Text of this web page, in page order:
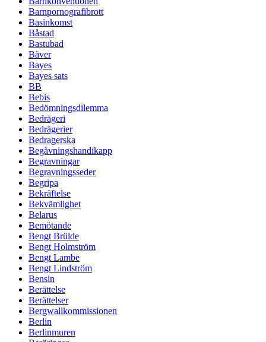
Barnpornografibrott
Basinkomst
Båstad
Bastubad
Bäver
Bayes
Bayes sats
BB
Bebis
Bedömningsdilemma
Bedrägeri
Bedrägerier
Bedragerska
Begåvningshandikapp
Begravningar
Begravningsseder
Begripa
Bekräftelse
Bekvämlighet
Belarus
Bemötande
Bengt Brülde
Bengt Holmström
Bengt Lambe
Bengt Lindström
Bensin
Berättelse
Berättelser
Bergwallkommissionen
Berlin
Berlinmuren